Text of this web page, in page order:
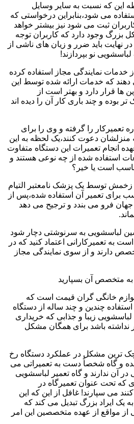
این که نسبت به سایر وسایل
می شود،بنابراین درخواستی که
ثبت می شود نیز بیشتر خواهد
بزرگ وجود دارد که کاربران توجه
نهایت باید ضرر و زیان های ناشی از
نو بپردازند!
خدمات نمایندگی مجاز استفاده کرده
دهند که خدمات ارائه شده توسط این
ها قرار دارد و بهتر است از
بوده و چند باری کار آن را دیده اند
تعمیرکار را گرفته و وی را برای
منزلشان دعوت کنند،یک لحظه به این
انجام تعمیرات این دستگاه متفاوت
استفاده شده از چه نوعی هستند و
است یا خیر؟
توسط یک پزشک نامعتبر التیام
برای تعمیر آن استفاده شده،پس از
فرو می بندد و ترجیح می دهد
لباسشویی به سرنوشتی دچار شود
به تعمیرکارانی اعتماد کنید که در
دارند و از سوی نمایندگی مجاز
به متخصص آن بسپارید
خانگی گران قیمت است که
استفاده چندین و چند ساله از دستگاه
زیبا و جذابی که خریداری
باشد برای همگان مشکل
ترین مشکل در عملکرد دستگاه رخ
و گاه شخصاً دست به تعمیراتی می
آن ندارند و گاه تعمیر لباسشویی
که تحت عنوان تعمیرگاه در
کنند می سپارند! غافل از این که این
یک ایراد بزرگ تبدیل می کند که
مواقع از عهده متخصصین این امر